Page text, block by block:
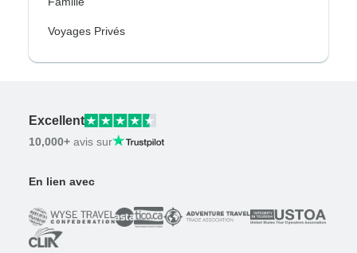
Voyages Privés
Excellent
10,000+ avis sur
En lien avec